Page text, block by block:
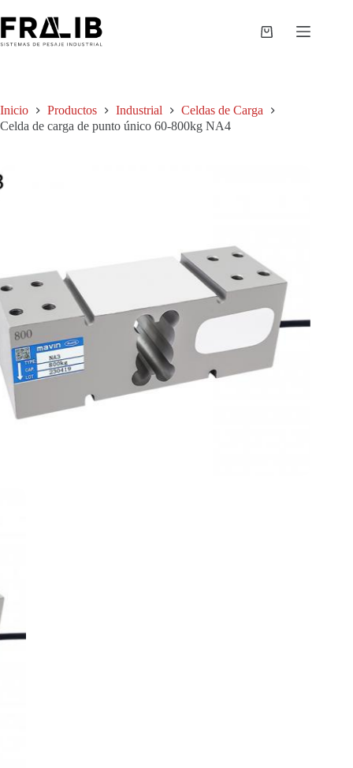
al
contenido
Shopping
Inicio Productos Industrial
Celdas de Carga
Celda de carga de punto único 60-800kg NA4